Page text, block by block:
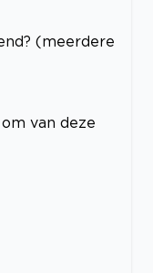
(meerdere
van deze